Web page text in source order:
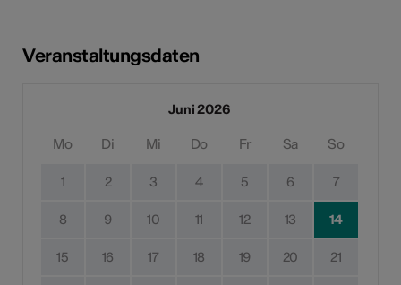
Veranstaltungsdaten
Juni 2026
Mo Di Mi Do Fr Sa So
1 2 3 4 5 6 7
8 9 10 11 12 13 14
15 16 17 18 19 20 21